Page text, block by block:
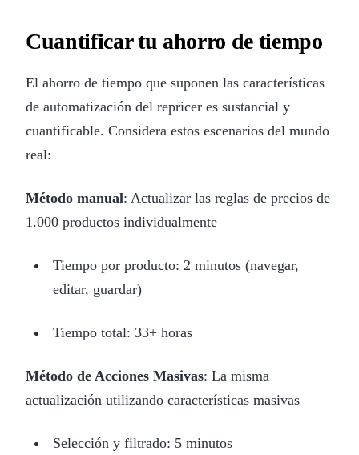
Cuantificar tu ahorro de tiempo
El ahorro de tiempo que suponen las características
de automatización del repricer es sustancial y
cuantificable. Considera estos escenarios del mundo
real:
Método manual: Actualizar las reglas de precios de
1.000 productos individualmente
Tiempo por producto: 2 minutos (navegar,
editar, guardar)
Tiempo total: 33+ horas
Método de Acciones Masivas: La misma
actualización utilizando características masivas
Selección y filtrado: 5 minutos